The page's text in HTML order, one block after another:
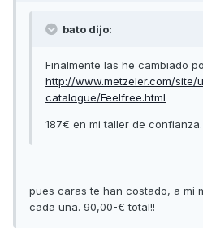
bato dijo:
Finalmente las he cambiado
http://www.metzeler.com/
catalogue/Feelfree.html
187€ en mi taller de confianza.
pues caras te han costado, a mi
cada una. 90,00-€ total!!